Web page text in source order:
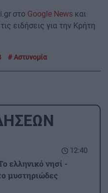
στο Google News και
ειδήσεις για την Κρήτη
Αστυνομία
12:40
ελληνικό νησί -
μυστηριώδες